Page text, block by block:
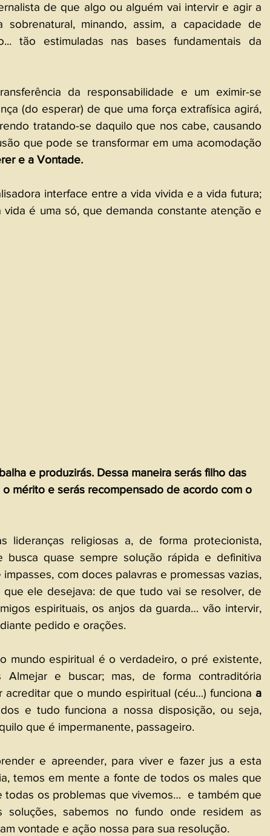
de que algo ou alguém vai intervir e agir a
minando, assim, a capacidade de
tão estimuladas nas bases fundamentais da
da responsabilidade e um eximir-se
(do esperar) de que uma força extrafísica agirá,
tratando-se daquilo que nos cabe, causando
que pode se transformar em uma acomodação
e a Vontade.
interface entre a vida vivida e a vida futura;
é uma só, que demanda constante atenção e
e produzirás. Dessa maneira serás filho das
mérito e serás recompensado de acordo com o
lideranças religiosas a, de forma protecionista,
quase sempre solução rápida e definitiva
com doces palavras e promessas vazias,
ele desejava: de que tudo vai se resolver, de
espirituais, os anjos da guarda… vão intervir,
pedido e orações.
mundo espiritual é o verdadeiro, o pré existente,
Almejar e buscar; mas, de forma contraditória
acreditar que o mundo espiritual (céu…) funciona a
e tudo funciona a nossa disposição, ou seja,
que é impermanente, passageiro.
e apreender, para viver e fazer jus a esta
temos em mente a fonte de todos os males que
todas os problemas que vivemos…  e também que
soluções, sabemos no fundo onde residem as
vontade e ação nossa para sua resolução.